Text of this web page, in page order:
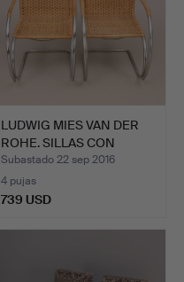
LUDWIG MIES VAN DER
ROHE. SILLAS CON
ESTRU…
Subastado 22 sep 2016
4 pujas
739 USD